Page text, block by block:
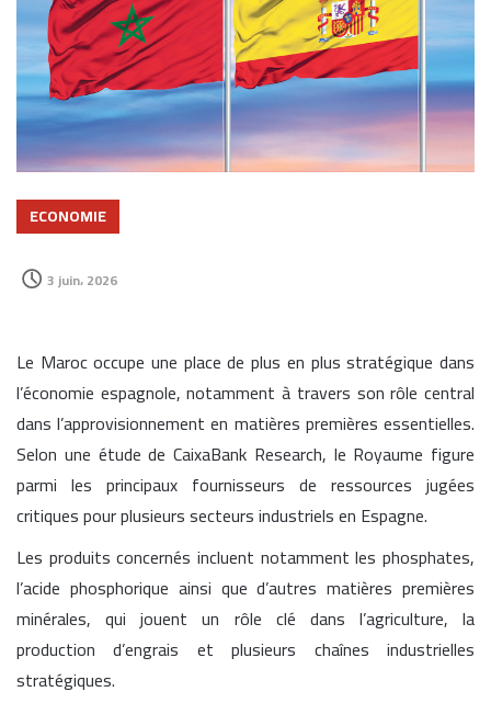
ECONOMIE
3 juin، 2026
Le Maroc occupe une place de plus en plus stratégique dans
l’économie espagnole, notamment à travers son rôle central
dans l’approvisionnement en matières premières essentielles.
Selon une étude de CaixaBank Research, le Royaume figure
parmi les principaux fournisseurs de ressources jugées
critiques pour plusieurs secteurs industriels en Espagne.
Les produits concernés incluent notamment les phosphates,
l’acide phosphorique ainsi que d’autres matières premières
minérales, qui jouent un rôle clé dans l’agriculture, la
production d’engrais et plusieurs chaînes industrielles
stratégiques.